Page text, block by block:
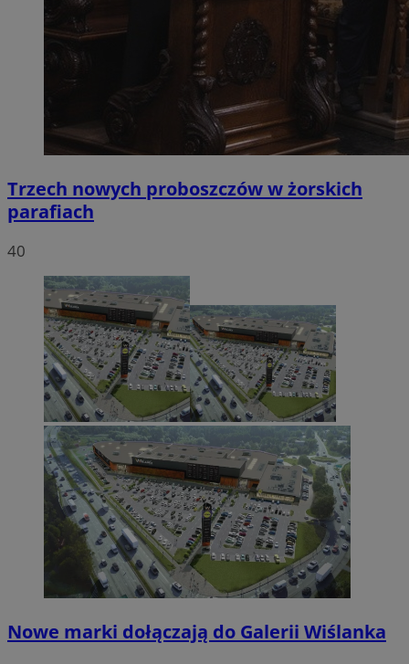
Trzech nowych proboszczów w żorskich
parafiach
40
Nowe marki dołączają do Galerii Wiślanka